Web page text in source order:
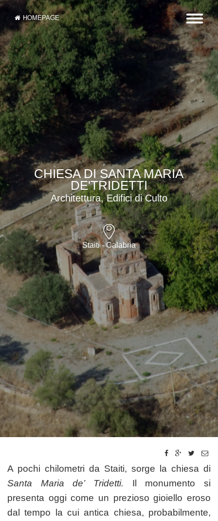
HOMEPAGE
CHIESA DI SANTA MARIA
DE'TRIDETTI
Architettura, Edifici di Culto
Staiti - Calabria
A pochi chilometri da Staiti, sorge la chiesa di
Santa Maria de’ Tridetti. Il monumento si
presenta oggi come un prezioso gioiello eroso
dal tempo la cui antica chiesa, probabilmente,